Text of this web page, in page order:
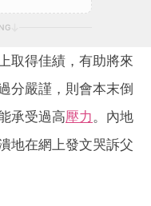
上取得佳績，有助將來
分嚴謹，則會本末倒
承受過高壓力 。內地
地在網上發文哭訴父